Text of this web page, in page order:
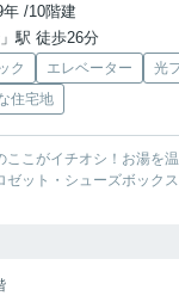
/10階建
駅 徒歩26分
ク エレベーター
光
住宅地
ここがイチオシ！お湯を
ゼット・シューズボック